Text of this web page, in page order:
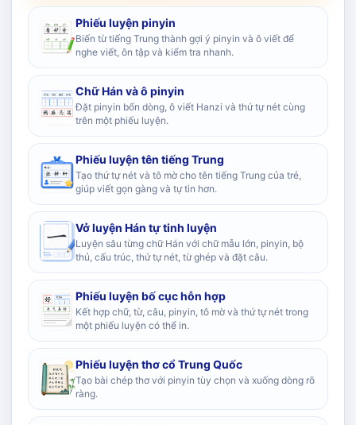
Phiếu luyện pinyin
Biến từ tiếng Trung thành gợi ý pinyin và ô viết để
nghe viết, ôn tập và kiểm tra nhanh.
Chữ Hán và ô pinyin
Đặt pinyin bốn dòng, ô viết Hanzi và thứ tự nét cùng
trên một phiếu luyện.
Phiếu luyện tên tiếng Trung
Tạo thứ tự nét và tô mờ cho tên tiếng Trung của trẻ,
giúp viết gọn gàng và tự tin hơn.
Vở luyện Hán tự tinh luyện
Luyện sâu từng chữ Hán với chữ mẫu lớn, pinyin, bộ
thủ, cấu trúc, thứ tự nét, từ ghép và đặt câu.
Phiếu luyện bố cục hỗn hợp
Kết hợp chữ, từ, câu, pinyin, tô mờ và thứ tự nét trong
một phiếu luyện có thể in.
Phiếu luyện thơ cổ Trung Quốc
Tạo bài chép thơ với pinyin tùy chọn và xuống dòng rõ
ràng.